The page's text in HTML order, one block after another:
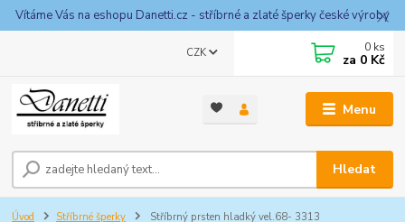
Vítáme Vás na eshopu Danetti.cz - stříbrné a zlaté šperky české výroby
Menu
CZK
Hledat
0 ks
za 0 Kč
Úvod Stříbrné šperky Stříbrný prsten hladký vel.68- 3313